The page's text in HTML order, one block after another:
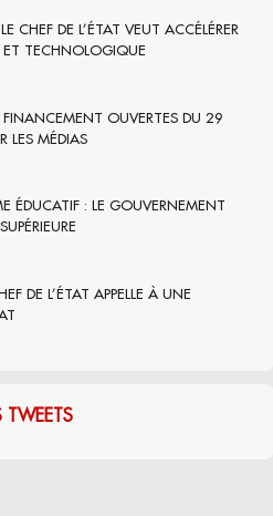
CHEF DE L’ÉTAT VEUT ACCÉLÉRER
TECHNOLOGIQUE
OUVERTES DU 29
LES MÉDIAS
ÉDUCATIF : LE GOUVERNEMENT
DE L’ÉTAT APPELLE À UNE
TWEETS